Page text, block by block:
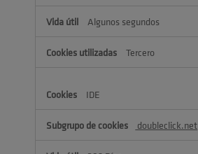
Algunos segundos
Tercero
IDE
doubleclick.net